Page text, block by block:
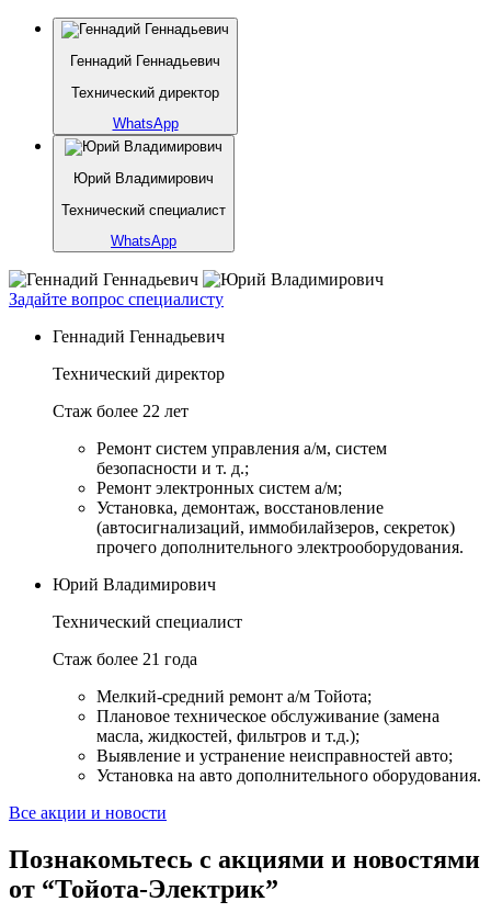
Геннадий Геннадьевич
Технический директор
WhatsApp
Юрий Владимирович
Технический специалист
WhatsApp
Задайте вопрос специалисту
Геннадий Геннадьевич
Технический директор
Стаж более 22 лет
Ремонт систем управления а/м, систем
безопасности и т. д.;
Ремонт электронных систем а/м;
Установка, демонтаж, восстановление
(автосигнализаций, иммобилайзеров, секреток)
прочего дополнительного электрооборудования.
Юрий Владимирович
Технический специалист
Стаж более 21 года
Мелкий-средний ремонт а/м Тойота;
Плановое техническое обслуживание (замена
масла, жидкостей, фильтров и т.д.);
Выявление и устранение неисправностей авто;
Установка на авто дополнительного оборудования.
Все акции и новости
Познакомьтесь с акциями и новостями
от “Тойота-Электрик”